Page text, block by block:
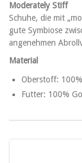
Moderately Stiff
Schuhe, die mit
gute Symbiose
angenehmen
Material
Oberstoff:
Futter: 100%